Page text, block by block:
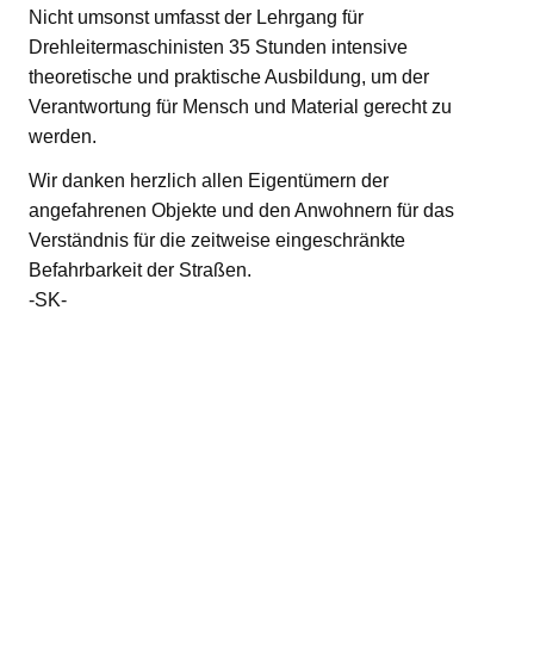
Nicht umsonst umfasst der Lehrgang für
Drehleitermaschinisten 35 Stunden intensive
theoretische und praktische Ausbildung, um der
Verantwortung für Mensch und Material gerecht zu
werden.
Wir danken herzlich allen Eigentümern der
angefahrenen Objekte und den Anwohnern für das
Verständnis für die zeitweise eingeschränkte
Befahrbarkeit der Straßen.
-SK-